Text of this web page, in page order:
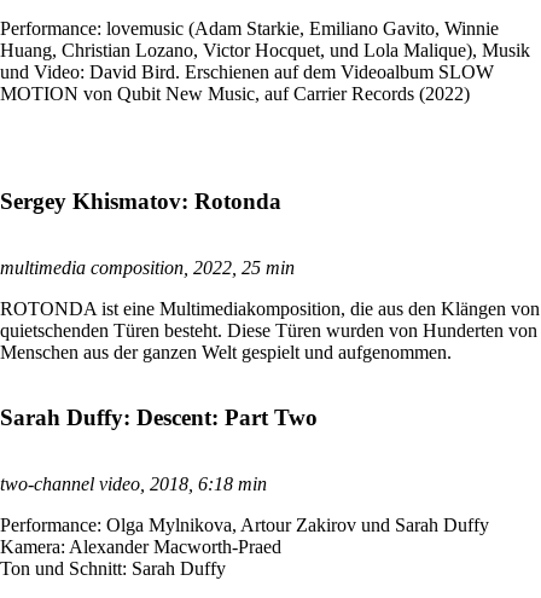
Performance: lovemusic (Adam Starkie, Emiliano Gavito, Winnie
Huang, Christian Lozano, Victor Hocquet, und Lola Malique), Musik
und Video: David Bird. Erschienen auf dem Videoalbum SLOW
MOTION von Qubit New Music, auf Carrier Records (2022)
Sergey Khismatov: Rotonda
multimedia composition, 2022, 25 min
ROTONDA ist eine Multimediakomposition, die aus den Klängen von
quietschenden Türen besteht. Diese Türen wurden von Hunderten von
Menschen aus der ganzen Welt gespielt und aufgenommen.
Sarah Duffy: Descent: Part Two
two-channel video, 2018, 6:18 min
Performance: Olga Mylnikova, Artour Zakirov und Sarah Duffy
Kamera: Alexander Macworth-Praed
Ton und Schnitt: Sarah Duffy